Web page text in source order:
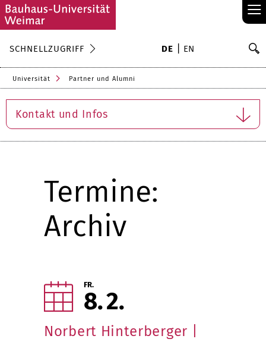
≡
SCHNELLZUGRIFF DE EN
Universität Partner und Alumni
Kontakt und Infos
Termine:
Archiv
FR.
8 2
Norbert Hinterberger |